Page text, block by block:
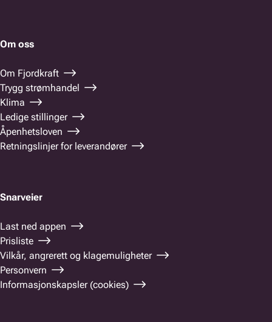
Om oss
Om Fjordkraft
Trygg strømhandel
Klima
Ledige stillinger
Åpenhetsloven
Retningslinjer for leverandører
Snarveier
Last ned appen
Prisliste
Vilkår, angrerett og klagemuligheter
Personvern
Informasjonskapsler (cookies)